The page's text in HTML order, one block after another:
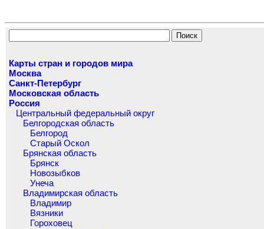
Карты стран и городов мира
Москва
Санкт-Петербург
Московская область
Россия
Центральный федеральный округ
Белгородская область
Белгород
Старый Оскол
Брянская область
Брянск
Новозыбков
Унеча
Владимирская область
Владимир
Вязники
Гороховец